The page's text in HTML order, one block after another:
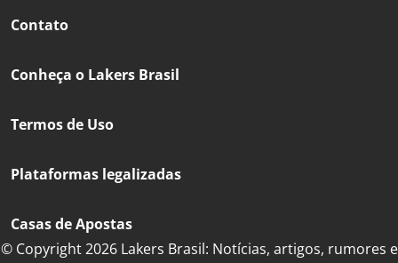
Contato
Conheça o Lakers Brasil
Termos de Uso
Plataformas legalizadas
Casas de Apostas
© Copyright 2026 Lakers Brasil: Notícias, artigos, rumores e